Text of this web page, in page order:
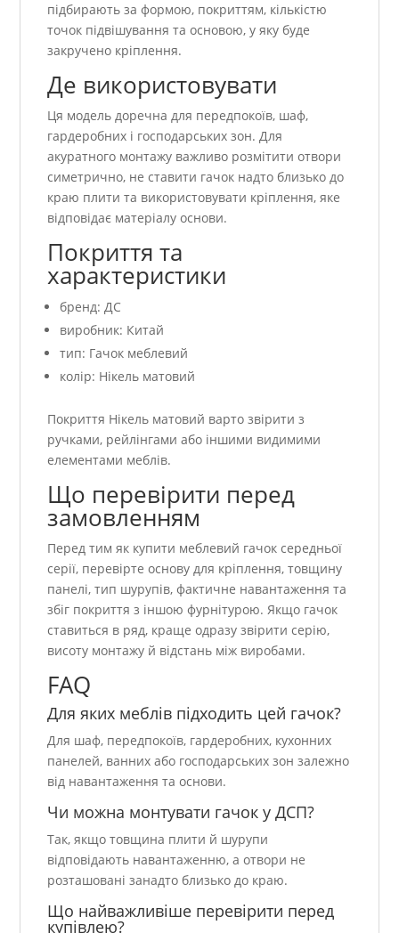
підбирають за формою, покриттям, кількістю
точок підвішування та основою, у яку буде
закручено кріплення.
Де використовувати
Ця модель доречна для передпокоїв, шаф,
гардеробних і господарських зон. Для
акуратного монтажу важливо розмітити отвори
симетрично, не ставити гачок надто близько до
краю плити та використовувати кріплення, яке
відповідає матеріалу основи.
Покриття та
характеристики
бренд: ДС
виробник: Китай
тип: Гачок меблевий
колір: Нікель матовий
Покриття Нікель матовий варто звірити з
ручками, рейлінгами або іншими видимими
елементами меблів.
Що перевірити перед
замовленням
Перед тим як купити меблевий гачок середньої
серії, перевірте основу для кріплення, товщину
панелі, тип шурупів, фактичне навантаження та
збіг покриття з іншою фурнітурою. Якщо гачок
ставиться в ряд, краще одразу звірити серію,
висоту монтажу й відстань між виробами.
FAQ
Для яких меблів підходить цей гачок?
Для шаф, передпокоїв, гардеробних, кухонних
панелей, ванних або господарських зон залежно
від навантаження та основи.
Чи можна монтувати гачок у ДСП?
Так, якщо товщина плити й шурупи
відповідають навантаженню, а отвори не
розташовані занадто близько до краю.
Що найважливіше перевірити перед
купівлею?